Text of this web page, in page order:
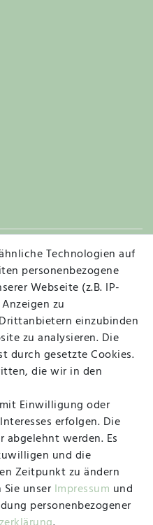
Kontakt
Freitag
Technologien auf
personenbezogene
Webseite (z.B. IP-
zu
einzubinden
zu analysieren. Die
durch gesetzte Cookies.
die wir in den
Einwilligung oder
erfolgen. Die
werden. Es
und die
Zeitpunkt zu ändern
unser Impressum und
personenbezogener